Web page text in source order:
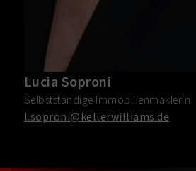
Lucia Soproni
Selbstständige Immobilienmaklerin
l.soproni@kellerwilliams.de